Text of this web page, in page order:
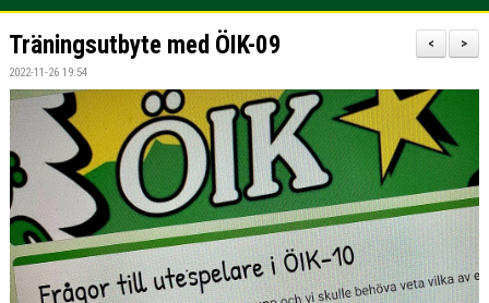
HEM
NYHETER
KALENDER
MATCHER
TRUPPEN
BILDGALLERI
>
<
Träningsutbyte med ÖIK-09
2022-11-26 19:54